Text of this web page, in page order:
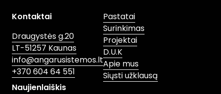
Kontaktai
Draugystės g.20
LT-51257 Kaunas
info@angarusistemos.lt
+370 604 64 551
Pastatai
Surinkimas
Projektai
D.U.K
Apie mus
Siųsti užklausą
Naujienlaiškis